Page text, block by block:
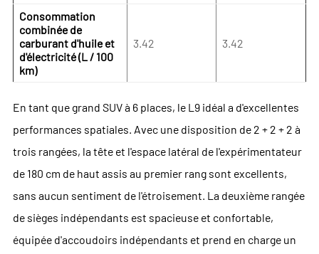
Consommation
combinée de
carburant d'huile et
d'électricité (L / 100
km)
3.42 3.42
En tant que grand SUV à 6 places, le L9 idéal a d'excellentes
performances spatiales. Avec une disposition de 2 + 2 + 2 à
trois rangées, la tête et l'espace latéral de l'expérimentateur
de 180 cm de haut assis au premier rang sont excellents,
sans aucun sentiment de l'étroisement. La deuxième rangée
de sièges indépendants est spacieuse et confortable,
équipée d'accoudoirs indépendants et prend en charge un